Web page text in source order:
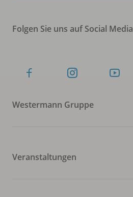
Folgen Sie uns auf Social Media
Westermann Gruppe
Veranstaltungen